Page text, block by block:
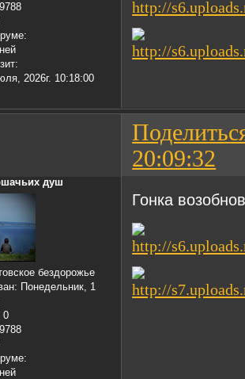
2026г. 10:18:00
20:09:32
душ
бездорожье
: Понедельник, 1
0
Гонка